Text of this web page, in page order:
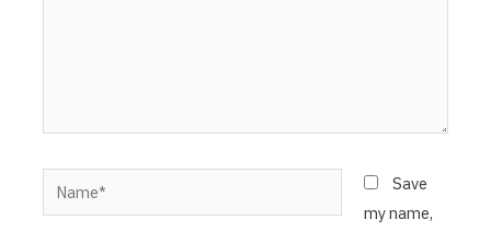
Name*
Save
my name,